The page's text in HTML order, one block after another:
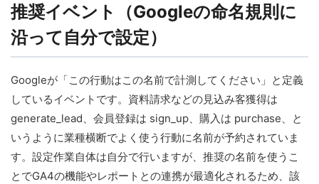
推奨イベント（Googleの命名規則に
沿って自分で設定）
Googleが「この行動はこの名前で計測してください」と定義
しているイベントです。資料請求などの見込み客獲得は
generate_lead、会員登録は sign_up、購入は purchase、と
いうように業種横断でよく使う行動に名前が予約されていま
す。設定作業自体は自分で行いますが、推奨の名前を使うこ
とでGA4の機能やレポートとの連携が最適化されるため、該